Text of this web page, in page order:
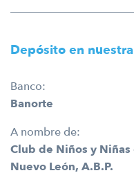
Depósito en
Banco:
Banorte
A nombre de:
Club de Niños y Niñas
Nuevo León, A.B.P.